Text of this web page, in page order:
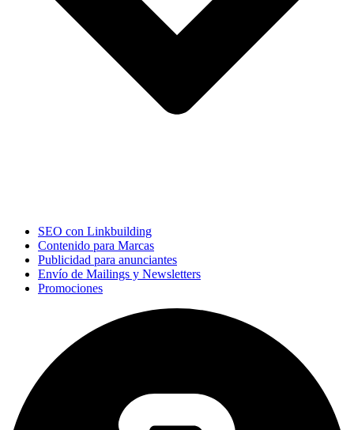
SEO con Linkbuilding
Contenido para Marcas
Publicidad para anunciantes
Envío de Mailings y Newsletters
Promociones